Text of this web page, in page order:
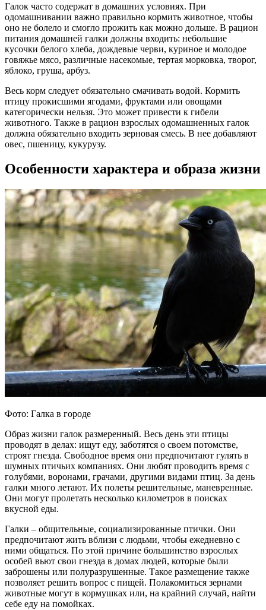
Галок часто содержат в домашних условиях. При
одомашнивании важно правильно кормить животное, чтобы
оно не болело и смогло прожить как можно дольше. В рацион
питания домашней галки должны входить: небольшие
кусочки белого хлеба, дождевые черви, куриное и молодое
говяжье мясо, различные насекомые, тертая морковка, творог,
яблоко, груша, арбуз.
Весь корм следует обязательно смачивать водой. Кормить
птицу прокисшими ягодами, фруктами или овощами
категорически нельзя. Это может привести к гибели
животного. Также в рацион взрослых одомашненных галок
должна обязательно входить зерновая смесь. В нее добавляют
овес, пшеницу, кукурузу.
Особенности характера и образа жизни
Фото: Галка в городе
Образ жизни галок размеренный. Весь день эти птицы
проводят в делах: ищут еду, заботятся о своем потомстве,
строят гнезда. Свободное время они предпочитают гулять в
шумных птичьих компаниях. Они любят проводить время с
голубями, воронами, грачами, другими видами птиц. За день
галки много летают. Их полеты решительные, маневренные.
Они могут пролетать несколько километров в поисках
вкусной еды.
Галки – общительные, социализированные птички. Они
предпочитают жить вблизи с людьми, чтобы ежедневно с
ними общаться. По этой причине большинство взрослых
особей вьют свои гнезда в домах людей, которые были
заброшены или полуразрушенные. Такое размещение также
позволяет решить вопрос с пищей. Полакомиться зернами
животные могут в кормушках или, на крайний случай, найти
себе еду на помойках.